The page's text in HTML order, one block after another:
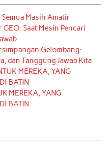
Masih Amatir
GEO: Saat Mesin Pencari
Gelombang:
dan Tanggung Jawab Kita
MEREKA, YANG
BATIN
MEREKA, YANG
BATIN